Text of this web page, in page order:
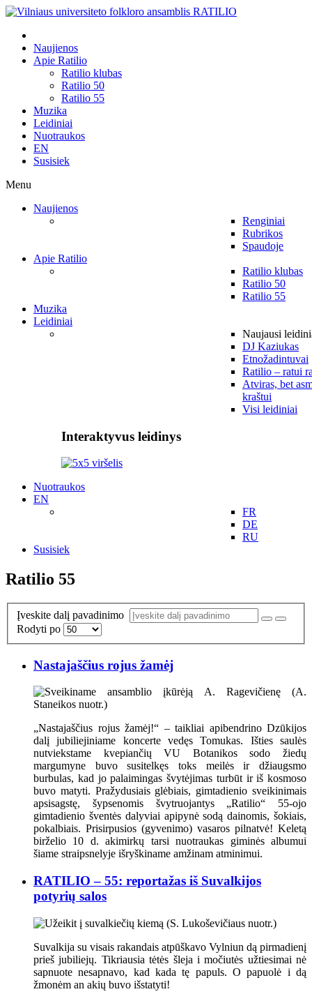
Naujienos
Apie Ratilio
Ratilio klubas
Ratilio 50
Ratilio 55
Muzika
Leidiniai
Nuotraukos
EN
Susisiek
Menu
Naujienos
Renginiai
Rubrikos
Spaudoje
Apie Ratilio
Ratilio klubas
Ratilio 50
Ratilio 55
Muzika
Leidiniai
Naujausi
DJ Kaziukas
Etnožadintuvai
Ratilio – ratui
Atviras, bet
kraštui
Visi leidiniai
Interaktyvus leidinys
Nuotraukos
EN
FR
DE
RU
Susisiek
Ratilio 55
Įveskite dalį pavadinimo
Rodyti po
Nastajaščius rojus žamėj
„Nastajaščius rojus žamėj!“ – taikliai apibendrino Dzūkijos
dalį jubiliejiniame koncerte vedęs Tomukas. Išties saulės
nutviekstame kvepiančių VU Botanikos sodo žiedų
margumyne buvo susitelkęs toks meilės ir džiaugsmo
burbulas, kad jo palaimingas švytėjimas turbūt ir iš kosmoso
buvo matyti. Pražydusiais glėbiais, gimtadienio sveikinimais
apsisagstę, šypsenomis švytruojantys „Ratilio“ 55-ojo
gimtadienio šventės dalyviai apipynė sodą dainomis, šokiais,
pokalbiais. Prisirpusios (gyvenimo) vasaros pilnatvė! Keletą
birželio 10 d. akimirkų tarsi nuotraukas giminės albumui
šiame straipsnelyje išryškiname amžinam atminimui.
RATILIO – 55: reportažas iš Suvalkijos
potyrių salos
Suvalkija su visais rakandais atpūškavo Vylniun dą pirmadienį
prieš jubiliejų. Tikriausia tėtės šleja i močiutės užtiesimai nė
sapnuote nesapnavo, kad kada tę papuls. O papuolė i dą
žmonėm an akių buvo išstatyti!